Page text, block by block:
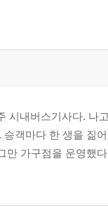
시내버스기사다. 나
승객마다 한 생을 짊
만 가구점을 운영했